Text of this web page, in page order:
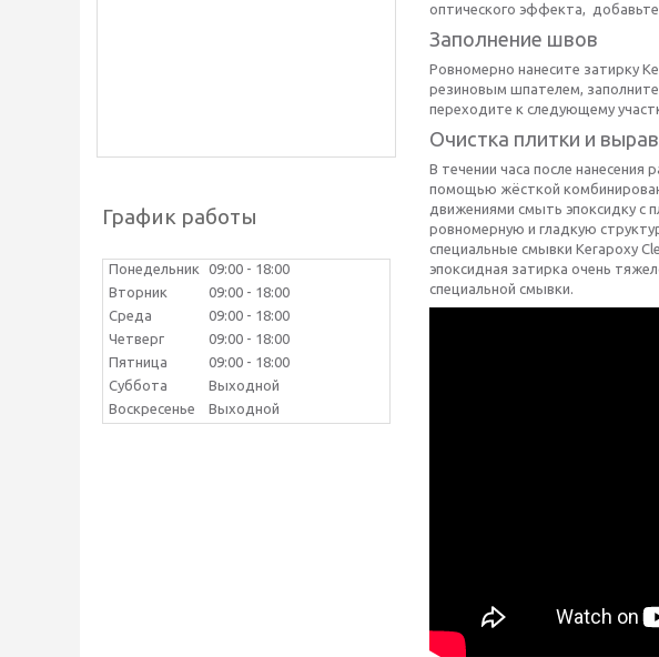
оптического эффекта,
Заполнение швов
Ровномерно нанесите затирку
резиновым шпателем,
переходите к следующему
Очистка плитки и
В течении часа после
помощью жёсткой
движениями смыть эпоксидку с
ровномерную и гладкую
специальные смывки Kerapoxy
эпоксидная затирка очень
специальной смывки.
График работы
Понедельник 09:00
18:00
Вторник
09:00
18:00
Среда
09:00
18:00
Четверг
09:00
18:00
Пятница
09:00
18:00
Суббота
Выходной
Воскресенье
Выходной